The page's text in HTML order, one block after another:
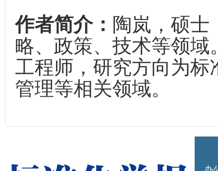
作者简介： 陶岚，硕士
略、政策、技术等领
工程师，研究方向为
管理等相关领域。